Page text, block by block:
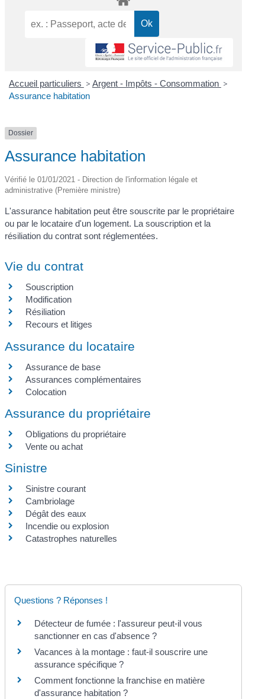
Accueil particuliers > Argent - Impôts - Consommation >
Assurance habitation
Dossier
Assurance habitation
Vérifié le 01/01/2021 - Direction de l'information légale et
administrative (Première ministre)
L'assurance habitation peut être souscrite par le propriétaire
ou par le locataire d'un logement. La souscription et la
résiliation du contrat sont réglementées.
Vie du contrat
Souscription
Modification
Résiliation
Recours et litiges
Assurance du locataire
Assurance de base
Assurances complémentaires
Colocation
Assurance du propriétaire
Obligations du propriétaire
Vente ou achat
Sinistre
Sinistre courant
Cambriolage
Dégât des eaux
Incendie ou explosion
Catastrophes naturelles
Questions ? Réponses !
Détecteur de fumée : l'assureur peut-il vous
sanctionner en cas d'absence ?
Vacances à la montage : faut-il souscrire une
assurance spécifique ?
Comment fonctionne la franchise en matière
d'assurance habitation ?